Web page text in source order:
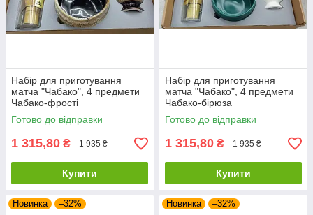
Набір для приготування
матча "Чабако", 4 предмети
Чабако-фрості
Готово до відправки
1 315,80 ₴ 1 935 ₴
Купити
Набір для приготування
матча "Чабако", 4 предмети
Чабако-бірюза
Готово до відправки
1 315,80 ₴ 1 935 ₴
Купити
Новинка –32% Новинка –32%